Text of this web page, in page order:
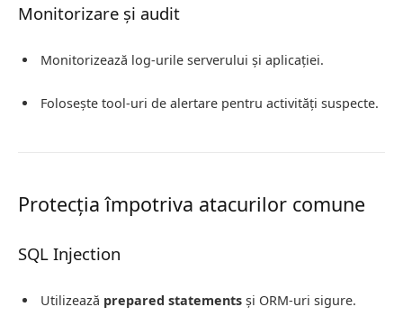
Monitorizare și audit
Monitorizează log-urile serverului și aplicației.
Folosește tool-uri de alertare pentru activități suspecte.
Protecția împotriva atacurilor comune
SQL Injection
Utilizează prepared statements și ORM-uri sigure.